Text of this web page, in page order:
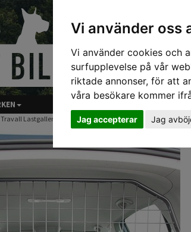
Vi använder oss
Vi använder cookies och
surfupplevelse på vår
riktade annonser, för att
våra besökare kommer
Jag accepterar Jag
Travall Lastgaller - VOLKSWAGEN GOLF HATCH (03-12)RABBIT